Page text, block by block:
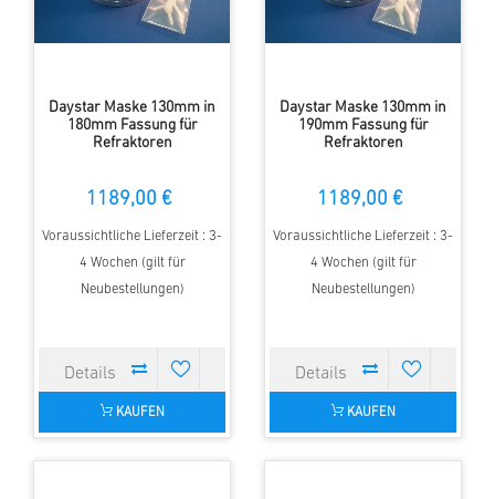
Daystar Maske 130mm in
180mm Fassung für
Refraktoren
1189,00 €
Voraussichtliche Lieferzeit : 3-
4 Wochen (gilt für
Neubestellungen)
KAUFEN
Daystar Maske 130mm in
190mm Fassung für
Refraktoren
1189,00 €
Voraussichtliche Lieferzeit : 3-
4 Wochen (gilt für
Neubestellungen)
KAUFEN